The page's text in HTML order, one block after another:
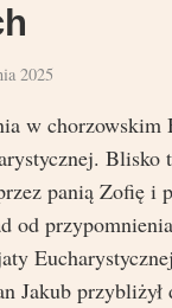
2025
w chorzowskim
Blisko
panią Zofię i
od
Jakub